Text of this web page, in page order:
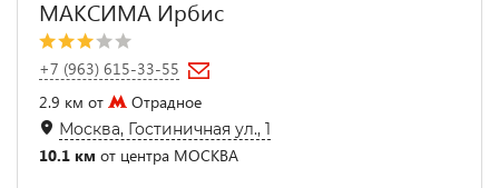
МАКСИМА Ирбис
+7 (963) 615-33-55
2.9 км от
Отрадное
Москва, Гостиничная ул., 1
10.1 км от центра МОСКВА